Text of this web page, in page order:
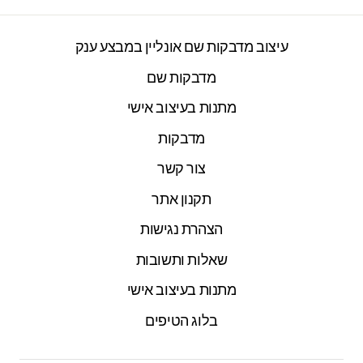
עיצוב מדבקות שם אונליין במבצע ענק
מדבקות שם
מתנות בעיצוב אישי
מדבקות
צור קשר
תקנון אתר
הצהרת נגישות
שאלות ותשובות
מתנות בעיצוב אישי
בלוג הטיפים